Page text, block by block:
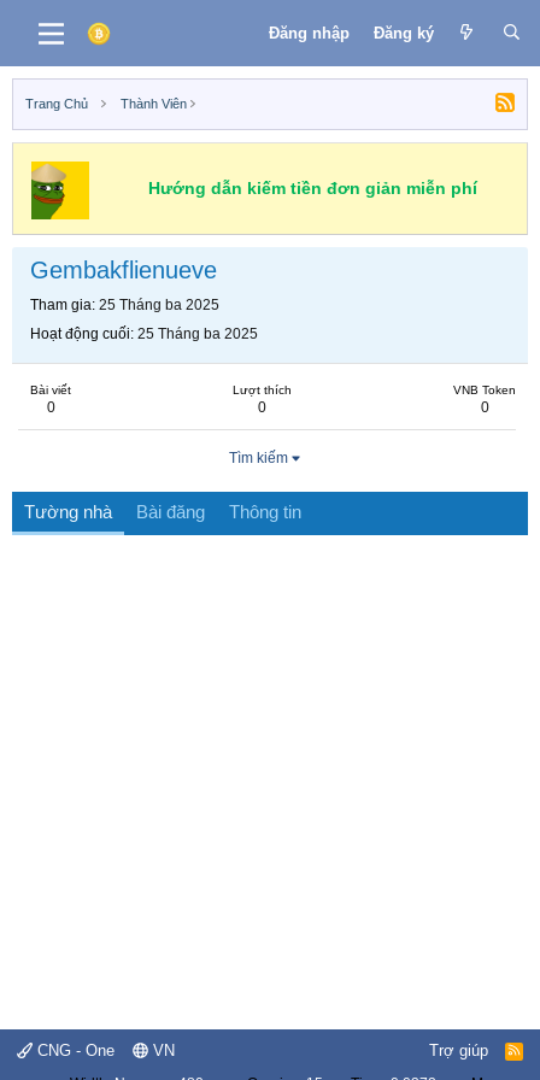
Đăng nhập Đăng ký
Trang Chủ Thành Viên
Hướng dẫn kiếm tiền đơn giản miễn phí
Gembakflienueve
Tham gia 25 Tháng ba 2025
Hoạt động cuối 25 Tháng ba 2025
Bài viết
0
Lượt thích
0
VNB Token
0
Tìm kiếm
Tường nhà Bài đăng Thông tin
CNG - One VN Trợ giúp
R